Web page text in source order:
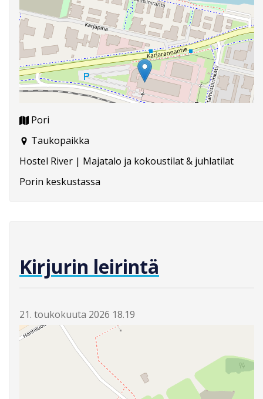
Pori
Taukopaikka
Hostel River | Majatalo ja kokoustilat & juhlatilat
Porin keskustassa
Kirjurin leirintä
21. toukokuuta 2026 18.19